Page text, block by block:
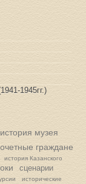
1945гг.)
история музея
граждане
история Казанского
сценарии
исторические